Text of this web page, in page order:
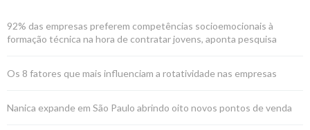
92% das empresas preferem competências socioemocionais à
formação técnica na hora de contratar jovens, aponta pesquisa
Os 8 fatores que mais influenciam a rotatividade nas empresas
Nanica expande em São Paulo abrindo oito novos pontos de venda